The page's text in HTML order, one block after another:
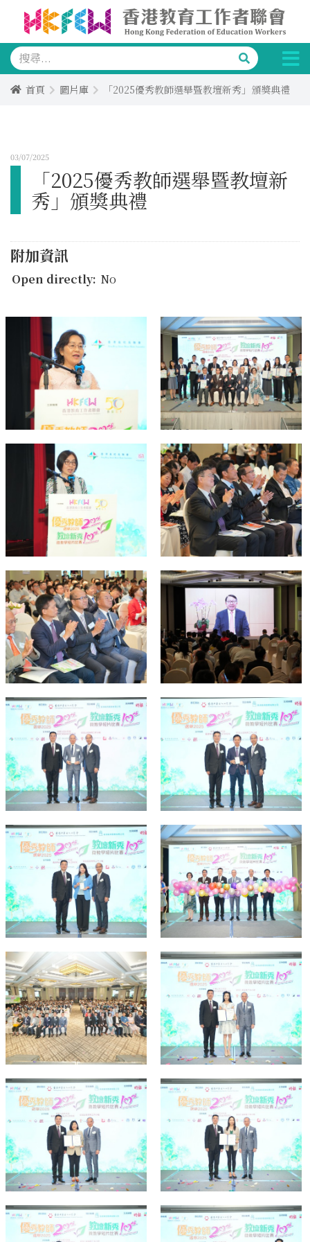
首頁 圖片庫 「2025優秀教師選舉暨教壇新秀」頒獎典禮
03/07/2025
「2025優秀教師選舉暨教壇新
秀」頒獎典禮
附加資訊
Open directly: No